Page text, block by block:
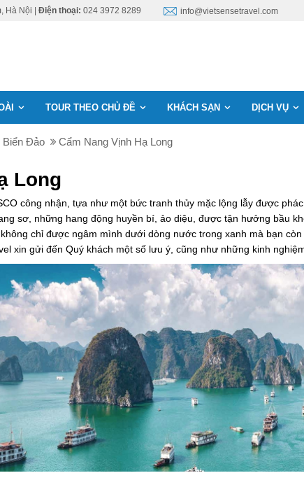
Hà Nội | Điện thoại: 024 3972 8289 info@vietsensetravel.com
TOUR THEO CHỦ ĐỀ KHÁCH SẠN DỊCH VỤ
Biển Đảo Cẩm Nang Vịnh Hạ Long
Long
công nhận, tựa như một bức tranh thủy mặc lộng lẫy được
sơ, những hang động huyền bí, ảo diệu, được tận hưởng bầu
chỉ được ngâm mình dưới dòng nước trong xanh mà bạn
xin gửi đến Quý khách một số lưu ý, cũng như những kinh